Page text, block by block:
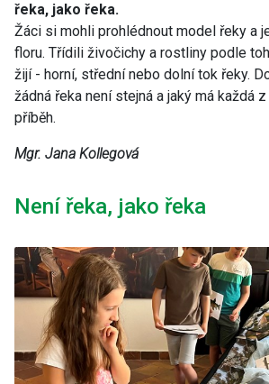
řeka, jako řeka.
Žáci si mohli prohlédnout model řeky a
floru. Třídili živočichy a rostliny podle
žijí - horní, střední nebo dolní tok řeky.
žádná řeka není stejná a jaký má každá
příběh.
Mgr. Jana Kollegová
Není řeka, jako řeka